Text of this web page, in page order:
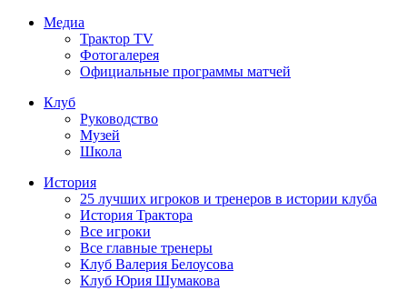
Медиа
Трактор TV
Фотогалерея
Официальные программы матчей
Клуб
Руководство
Музей
Школа
История
25 лучших игроков и тренеров в истории клуба
История Трактора
Все игроки
Все главные тренеры
Клуб Валерия Белоусова
Клуб Юрия Шумакова